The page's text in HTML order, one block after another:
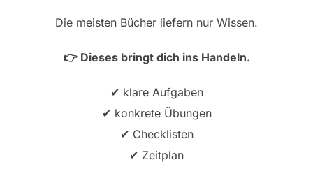
Die meisten Bücher liefern nur Wissen.
👉 Dieses bringt dich ins Handeln.
✔ klare Aufgaben
✔ konkrete Übungen
✔ Checklisten
✔ Zeitplan